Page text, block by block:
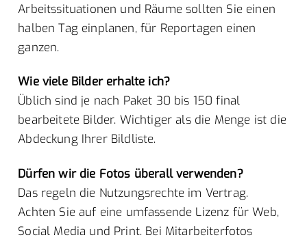
Arbeitssituationen und Räume sollten Sie einen
halben Tag einplanen, für Reportagen einen
ganzen.
Wie viele Bilder erhalte ich?
Üblich sind je nach Paket 30 bis 150 final
bearbeitete Bilder. Wichtiger als die Menge ist die
Abdeckung Ihrer Bildliste.
Dürfen wir die Fotos überall verwenden?
Das regeln die Nutzungsrechte im Vertrag.
Achten Sie auf eine umfassende Lizenz für Web,
Social Media und Print. Bei Mitarbeiterfotos